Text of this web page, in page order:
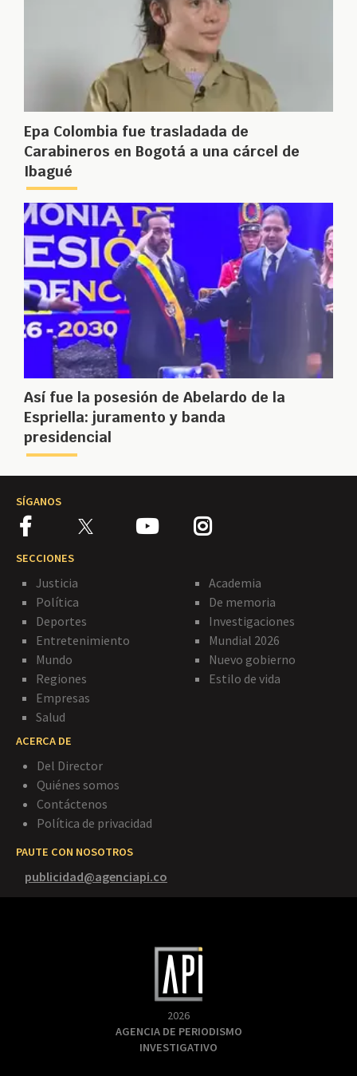
Epa Colombia fue trasladada de
Carabineros en Bogotá a una cárcel de
Ibagué
Así fue la posesión de Abelardo de la
Espriella: juramento y banda
presidencial
SÍGANOS
SECCIONES
Justicia
Política
Deportes
Entretenimiento
Mundo
Regiones
Empresas
Salud
Academia
De memoria
Investigaciones
Mundial 2026
Nuevo gobierno
Estilo de vida
ACERCA DE
Del Director
Quiénes somos
Contáctenos
Política de privacidad
PAUTE CON NOSOTROS
publicidad@agenciapi.co
2026
AGENCIA DE PERIODISMO
INVESTIGATIVO